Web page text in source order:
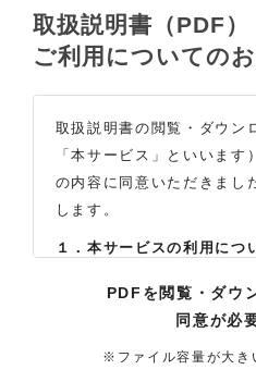
取扱説明書（PDF）
ご利用についての
取扱説明書の閲覧・ダウン
「本サービス」といいま
の内容に同意いただきまし
します。
１．本サービスの利用につ
の内容を、非営利目的かつ
合に限り、閲覧またはダウ
ます。それ以外の目的での
PDFを閲覧・ダウ
同意が必
※ファイル容量が大き